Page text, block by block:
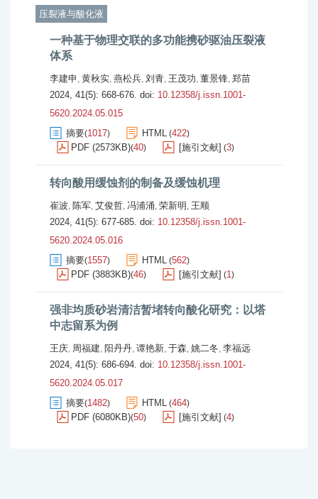
压裂液与酸化液
一种基于物理交联的多功能携砂驱油压裂液
体系
李建申 , 黄秋实, 燕松兵, 刘青, 王茂功, 董景锋, 郑苗
2024, 41(5): 668-676. doi: 10.12358/j.issn.1001-
5620.2024.05.015
摘要(1017) HTML (422)
PDF (2573KB)(40) [施引文献] (3)
转向酸用缓蚀剂的制备及缓蚀机理
崔波, 陈军, 艾俊哲, 冯浦涌, 荣新明 , 王顺
2024, 41(5): 677-685. doi: 10.12358/j.issn.1001-
5620.2024.05.016
摘要(1557) HTML (562)
PDF (3883KB)(46) [施引文献] (1)
强非均质砂岩清洁暂堵转向酸化研究：以塔
中志留系为例
王庆, 周福建, 阳丹丹, 谭艳新, 于森, 姚二冬, 李福远
2024, 41(5): 686-694. doi: 10.12358/j.issn.1001-
5620.2024.05.017
摘要(1482) HTML (464)
PDF (6080KB)(50) [施引文献] (4)